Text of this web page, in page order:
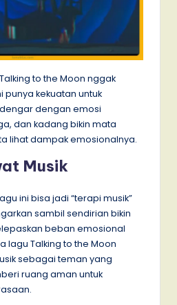
to the Moon nggak
punya kekuatan untuk
dengan emosi
dan kadang bikin mata
lihat dampak emosionalnya.
Musik
ini bisa jadi “terapi musik”
sambil sendirian bikin
beban emosional
lagu Talking to the Moon
sebagai teman yang
ruang aman untuk